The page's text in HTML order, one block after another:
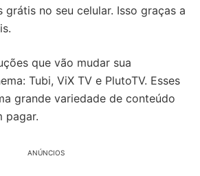
grátis no seu celular. Isso graças a
que vão mudar sua
Tubi, ViX TV e PlutoTV. Esses
grande variedade de conteúdo
pagar.
ANÚNCIOS